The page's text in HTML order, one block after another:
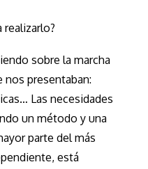
realizarlo?
sobre la marcha
nos presentaban:
Las necesidades
un método y una
parte del más
está